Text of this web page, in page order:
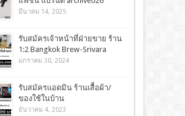
มีนาคม 14, 2025
รับสมัครเจ้าหน้าที่ฝ่ายขาย ร้าน
1:2 Bangkok Brew-Srivara
มกราคม 30, 2024
รับสมัครแอดมิน ร้านเสื้อผ้า/
ของใช้ในบ้าน
ธันวาคม 4, 2023